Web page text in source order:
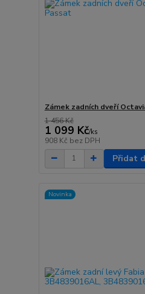
Zámek zadních dveří
1 456 Kč
1 099 Kč/ks
908 Kč bez DPH
Přidat
Novinka